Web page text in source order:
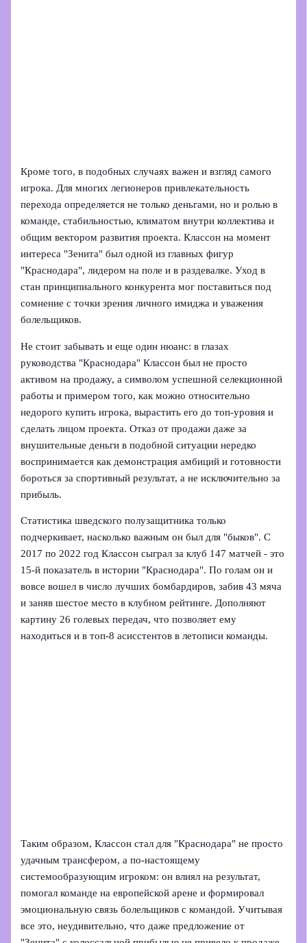
Кроме того, в подобных случаях важен и взгляд самого
игрока. Для многих легионеров привлекательность
перехода определяется не только деньгами, но и ролью в
команде, стабильностью, климатом внутри коллектива и
общим вектором развития проекта. Классон на момент
интереса "Зенита" был одной из главных фигур
"Краснодара", лидером на поле и в раздевалке. Уход в
стан принципиального конкурента мог поставиться под
сомнение с точки зрения личного имиджа и уважения
болельщиков.
Не стоит забывать и еще один нюанс: в глазах
руководства "Краснодара" Классон был не просто
активом на продажу, а символом успешной селекционной
работы и примером того, как можно относительно
недорого купить игрока, вырастить его до топ-уровня и
сделать лицом проекта. Отказ от продажи даже за
внушительные деньги в подобной ситуации нередко
воспринимается как демонстрация амбиций и готовности
бороться за спортивный результат, а не исключительно за
прибыль.
Статистика шведского полузащитника только
подчеркивает, насколько важным он был для "быков". С
2017 по 2022 год Классон сыграл за клуб 147 матчей - это
15-й показатель в истории "Краснодара". По голам он и
вовсе вошел в число лучших бомбардиров, забив 43 мяча
и заняв шестое место в клубном рейтинге. Дополняют
картину 26 голевых передач, что позволяет ему
находиться и в топ-8 асисстентов в летописи команды.
Таким образом, Классон стал для "Краснодара" не просто
удачным трансфером, а по-настоящему
системообразующим игроком: он влиял на результат,
помогал команде на европейской арене и формировал
эмоциональную связь болельщиков с командой. Учитывая
все это, неудивительно, что даже предложение от